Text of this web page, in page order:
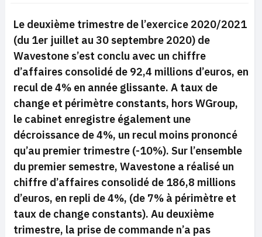
Le deuxième trimestre de l’exercice 2020/2021
(du 1er juillet au 30 septembre 2020) de
Wavestone s’est conclu avec un chiffre
d’affaires consolidé de 92,4 millions d’euros, en
recul de 4% en année glissante. A taux de
change et périmètre constants, hors WGroup,
le cabinet enregistre également une
décroissance de 4%, un recul moins prononcé
qu’au premier trimestre (-10%). Sur l’ensemble
du premier semestre, Wavestone a réalisé un
chiffre d’affaires consolidé de 186,8 millions
d’euros, en repli de 4%, (de 7% à périmètre et
taux de change constants). Au deuxième
trimestre, la prise de commande n’a pas